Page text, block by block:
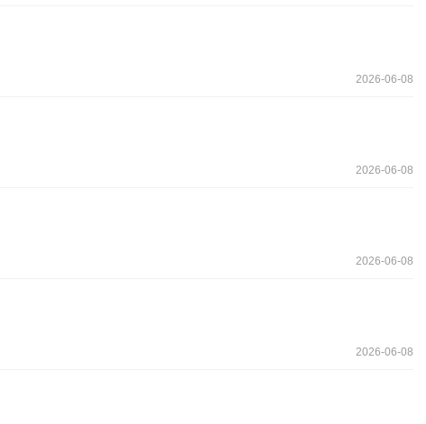
2026-06-08
2026-06-08
2026-06-08
2026-06-08